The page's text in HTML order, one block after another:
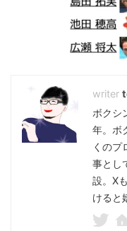
ボクシ
年。ボ
くのプ
事とし
設。X
けると